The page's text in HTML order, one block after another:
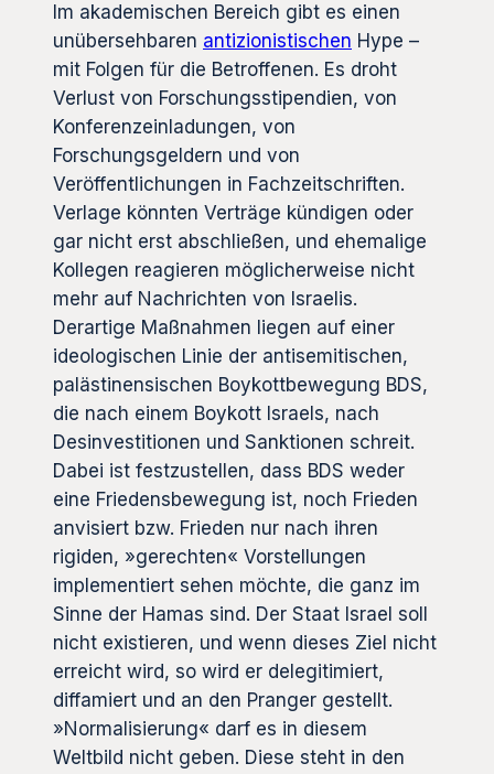
Im akademischen Bereich gibt es einen
unübersehbaren antizionistischen Hype –
mit Folgen für die Betroffenen. Es droht
Verlust von Forschungsstipendien, von
Konferenzeinladungen, von
Forschungsgeldern und von
Veröffentlichungen in Fachzeitschriften.
Verlage könnten Verträge kündigen oder
gar nicht erst abschließen, und ehemalige
Kollegen reagieren möglicherweise nicht
mehr auf Nachrichten von Israelis.
Derartige Maßnahmen liegen auf einer
ideologischen Linie der antisemitischen,
palästinensischen Boykottbewegung BDS,
die nach einem Boykott Israels, nach
Desinvestitionen und Sanktionen schreit.
Dabei ist festzustellen, dass BDS weder
eine Friedensbewegung ist, noch Frieden
anvisiert bzw. Frieden nur nach ihren
rigiden, »gerechten« Vorstellungen
implementiert sehen möchte, die ganz im
Sinne der Hamas sind. Der Staat Israel soll
nicht existieren, und wenn dieses Ziel nicht
erreicht wird, so wird er delegitimiert,
diffamiert und an den Pranger gestellt.
»Normalisierung« darf es in diesem
Weltbild nicht geben. Diese steht in den